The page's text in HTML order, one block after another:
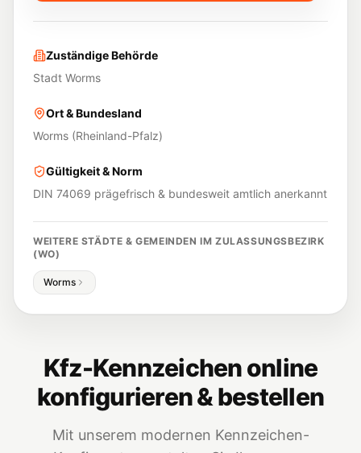
Zuständige Behörde
Stadt Worms
Ort & Bundesland
Worms (Rheinland-Pfalz)
Gültigkeit & Norm
DIN 74069 prägefrisch & bundesweit amtlich anerkannt
WEITERE STÄDTE & GEMEINDEN IM ZULASSUNGSBEZIRK
(WO)
Worms
Kfz-Kennzeichen online
konfigurieren & bestellen
Mit unserem modernen Kennzeichen-